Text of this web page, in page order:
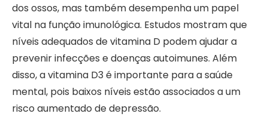
dos ossos, mas também desempenha um papel
vital na função imunológica. Estudos mostram que
níveis adequados de vitamina D podem ajudar a
prevenir infecções e doenças autoimunes. Além
disso, a vitamina D3 é importante para a saúde
mental, pois baixos níveis estão associados a um
risco aumentado de depressão.